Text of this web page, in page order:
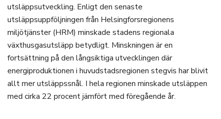
utsläppsutveckling. Enligt den senaste
utsläppsuppföljningen från Helsingforsregionens
miljötjänster (HRM) minskade stadens regionala
växthusgasutsläpp betydligt. Minskningen är en
fortsättning på den långsiktiga utvecklingen där
energiproduktionen i huvudstadsregionen stegvis har blivit
allt mer utsläppssnål. I hela regionen minskade utsläppen
med cirka 22 procent jämfört med föregående år.